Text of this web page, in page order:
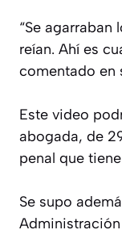
“Se agarraban
reían. Ahí es
comentado en
Este video
abogada, de
penal que
Se supo